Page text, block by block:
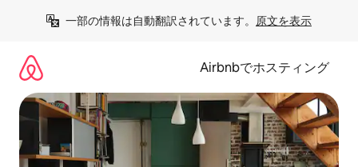
一部の情報は自動翻訳されています。 原文を表示
Airbnbでホスティング